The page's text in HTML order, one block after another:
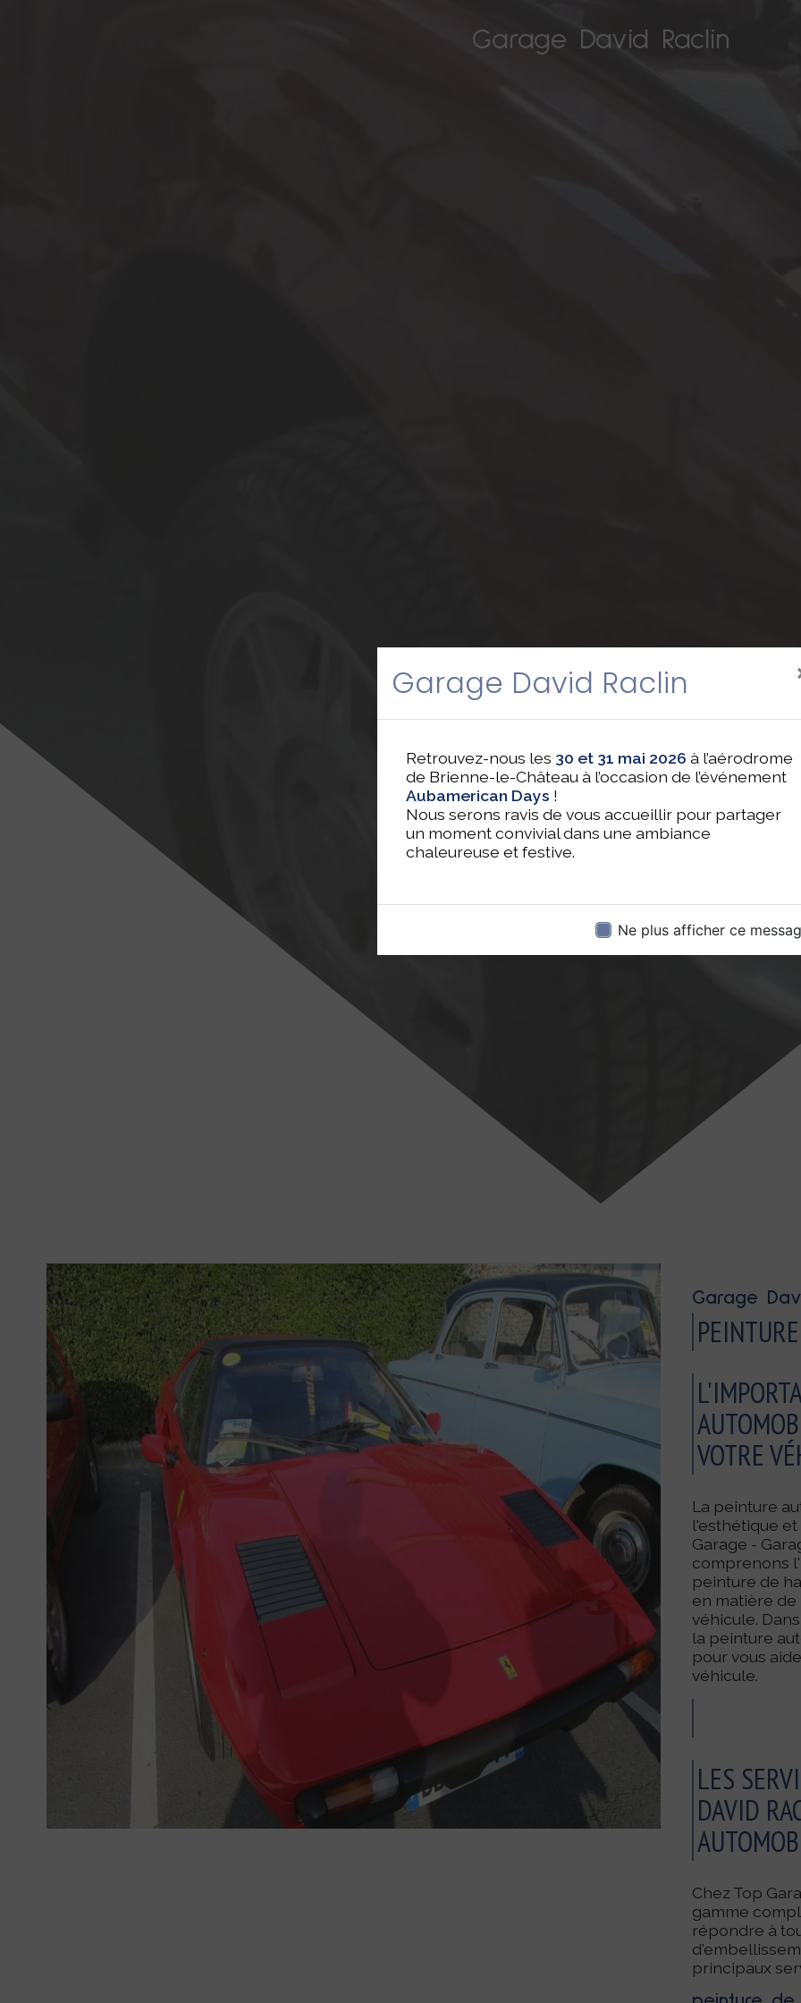
Garage David Raclin
Retrouvez-nous les 30 et 31 mai 2026 à l’aérodrome
de Brienne-le-Château à l’occasion de l’événement
Aubamerican Days !
Nous serons ravis de vous accueillir pour partager
un moment convivial dans une ambiance
chaleureuse et festive.
Ne plus afficher ce
Garage David Raclin
Garage
VOTRE
La peinture
l'esthétique
Garage -
comprenons
peinture de
en matière
véhicule.
la peinture
pour vous
véhicule.
LES
DAVID
Chez Top
gamme
répondre à
principaux